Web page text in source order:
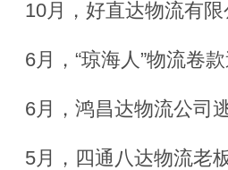
10月，好直达物流有限
6月，“琼海人”物流卷
6月，鸿昌达物流公司
5月，四通八达物流老